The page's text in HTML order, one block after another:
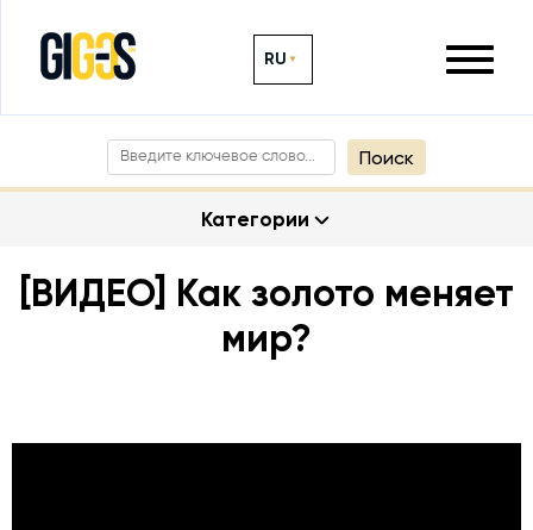
RU
Категории
Поиск
[ВИДЕО] Как золото меняет
мир?